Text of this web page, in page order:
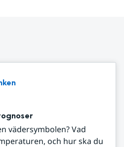
vädersymbolen? Vad
och hur ska du